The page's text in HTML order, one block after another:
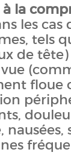
la
les cas
tels
de
floue
nausées,